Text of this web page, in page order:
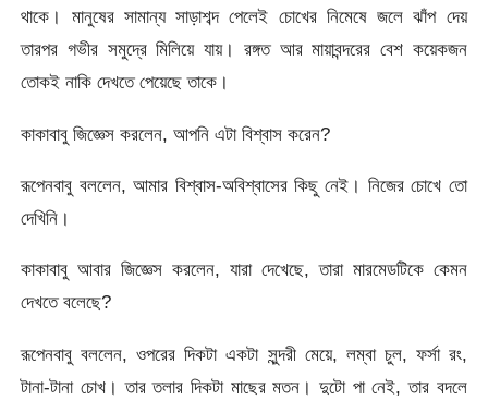
থাকে। মানুষের সামান্য সাড়াশব্দ পেলেই চোখের নিমেষে জলে ঝাঁপ দেয়
তারপর গভীর সমুদ্রে মিলিয়ে যায়। রঙ্গত আর মায়াবন্দরের বেশ কয়েকজন
তোকই নাকি দেখতে পেয়েছে তাকে।
কাকাবাবু জিজ্ঞেস করলেন, আপনি এটা বিশ্বাস করেন?
রূপেনবাবু বললেন, আমার বিশ্বাস-অবিশ্বাসের কিছু নেই। নিজের চোখে তো
দেখিনি।
কাকাবাবু আবার জিজ্ঞেস করলেন, যারা দেখেছে, তারা মারমেডটিকে কেমন
দেখতে বলেছে?
রূপেনবাবু বললেন, ওপরের দিকটা একটা সুন্দরী মেয়ে, লম্বা চুল, ফর্সা রং,
টানা-টানা চোখ। তার তলার দিকটা মাছের মতন। দুটো পা নেই, তার বদলে